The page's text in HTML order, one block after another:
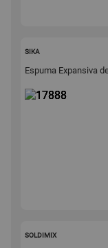
SIKA
Espuma Expansiva
SOLDIMIX